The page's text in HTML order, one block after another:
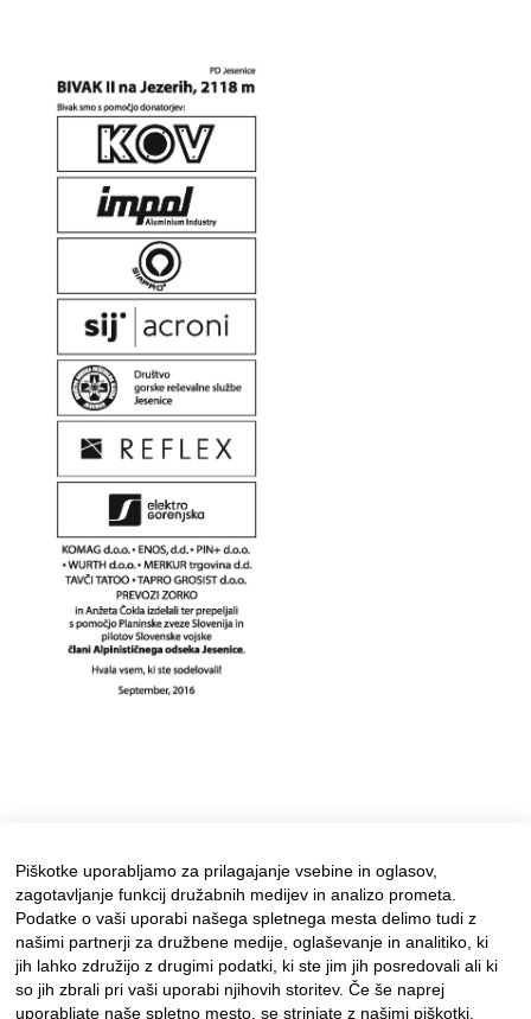
Piškotke uporabljamo za prilagajanje vsebine in oglasov,
zagotavljanje funkcij družabnih medijev in analizo prometa.
Podatke o vaši uporabi našega spletnega mesta delimo tudi z
našimi partnerji za družbene medije, oglaševanje in analitiko, ki
jih lahko združijo z drugimi podatki, ki ste jim jih posredovali ali ki
so jih zbrali pri vaši uporabi njihovih storitev. Če še naprej
uporabljate naše spletno mesto, se strinjate z našimi piškotki.